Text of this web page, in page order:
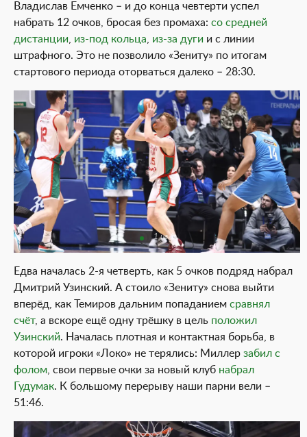
Владислав Емченко – и до конца чевтерти успел
набрать 12 очков, бросая без промаха: со средней
дистанции
из-под кольца из-за дуги и с линии
штрафного. Это не позволило «Зениту» по итогам
стартового периода оторваться далеко – 28:30.
1 из 1
Едва началась 2-я четверть, как 5 очков подряд набрал
Дмитрий Узинский. А стоило «Зениту» снова выйти
вперёд, как Темиров дальним попаданием сравнял
счёт, а вскоре ещё одну трёшку в цель положил
Узинский. Началась плотная и контактная борьба, в
которой игроки «Локо» не терялись: Миллер забил с
фолом , свои первые очки за новый клуб набрал
Гудумак. К большому перерыву наши парни вели –
51:46.